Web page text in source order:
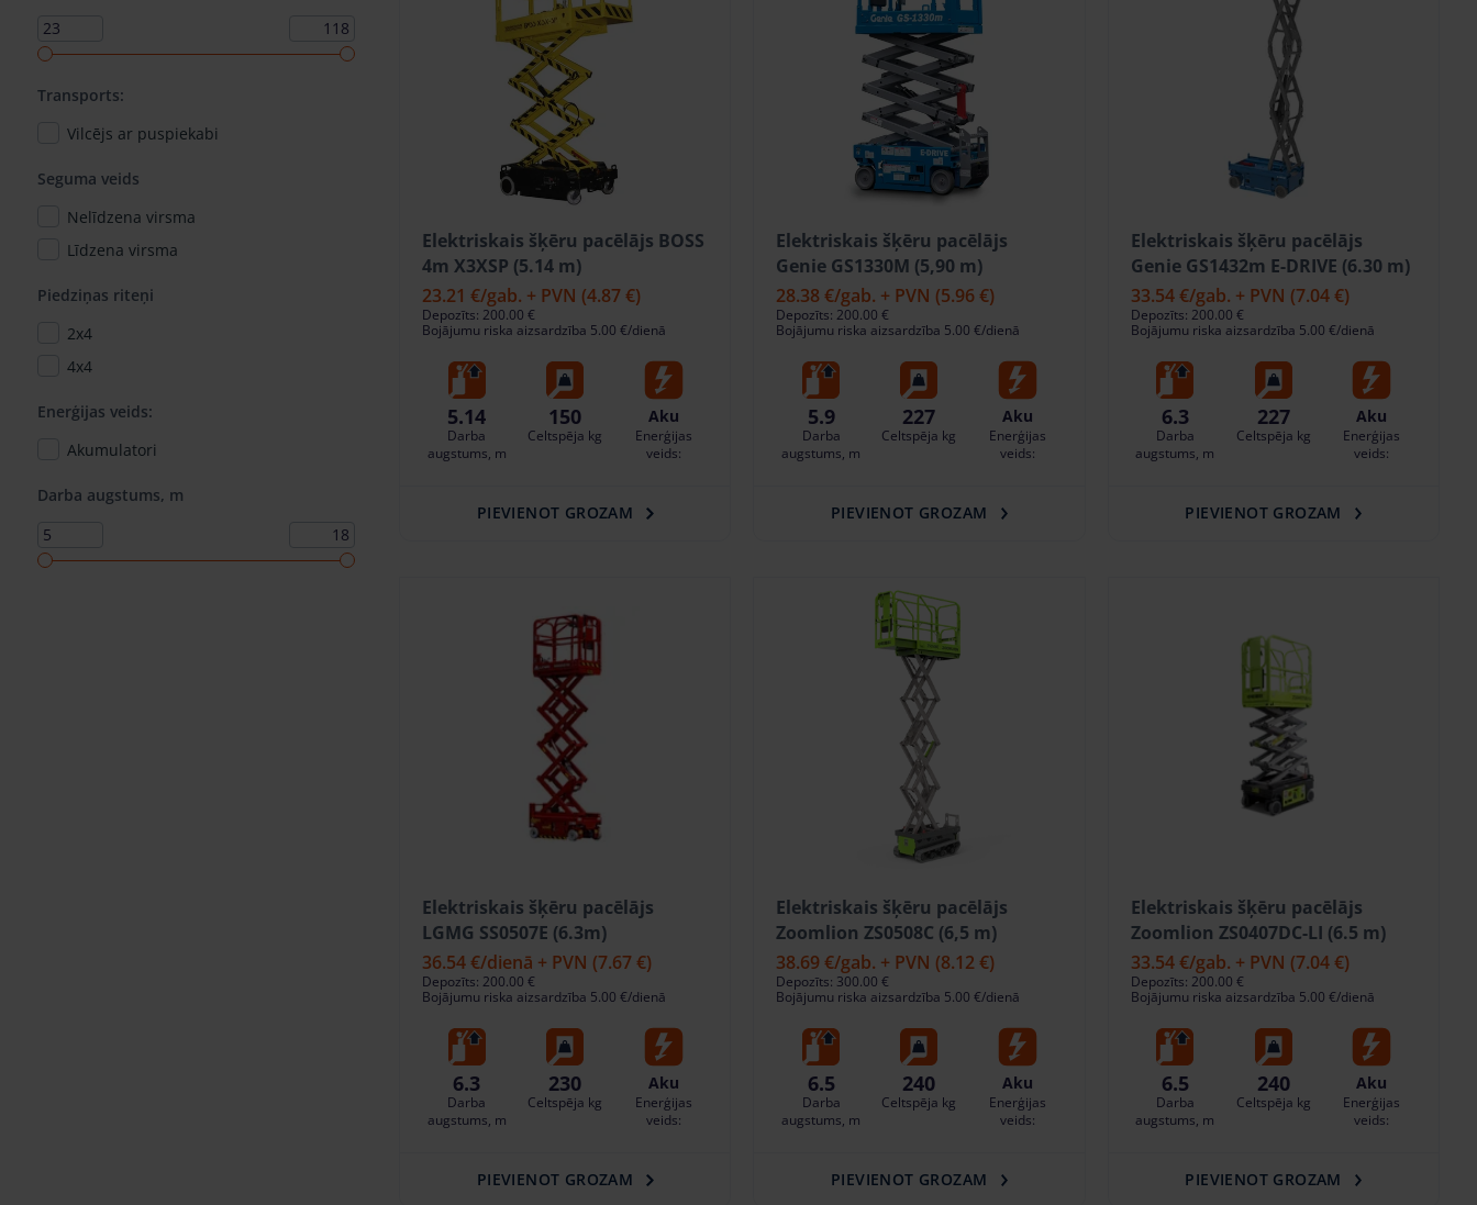
Transports:
Vilcējs ar puspiekabi
Seguma veids
Nelīdzena virsma
Līdzena virsma
Piedziņas riteņi
2x4
4x4
Enerģijas veids:
Akumulatori
Darba augstums, m
Elektriskais šķēru pacēlājs BOSS
4m X3XSP (5.14 m)
23.21 €/gab. + PVN (4.87 €)
Depozīts: 200.00 €
Bojājumu riska aizsardzība 5.00 €/dienā
5.14
Darba
augstums, m
150
Celtspēja kg
Aku
Enerģijas
veids:
PIEVIENOT GROZAM
Elektriskais šķēru pacēlājs
Genie GS1330M (5,90 m)
28.38 €/gab. + PVN (5.96 €)
Depozīts: 200.00 €
Bojājumu riska aizsardzība 5.00 €/dienā
5.9
Darba
augstums, m
227
Celtspēja kg
Aku
Enerģijas
veids:
PIEVIENOT GROZAM
Elektriskais šķēru pacēlājs
Genie GS1432m E-DRIVE (6.30 m)
33.54 €/gab. + PVN (7.04 €)
Depozīts: 200.00 €
Bojājumu riska aizsardzība 5.00 €/dienā
6.3
Darba
augstums, m
227
Celtspēja kg
Aku
Enerģijas
veids:
PIEVIENOT GROZAM
Elektriskais šķēru pacēlājs
LGMG SS0507E (6.3m)
36.54 €/dienā + PVN (7.67 €)
Depozīts: 200.00 €
Bojājumu riska aizsardzība 5.00 €/dienā
6.3
Darba
augstums, m
230
Celtspēja kg
Aku
Enerģijas
veids:
PIEVIENOT GROZAM
Elektriskais šķēru pacēlājs
Zoomlion ZS0508C (6,5 m)
38.69 €/gab. + PVN (8.12 €)
Depozīts: 300.00 €
Bojājumu riska aizsardzība 5.00 €/dienā
6.5
Darba
augstums, m
240
Celtspēja kg
Aku
Enerģijas
veids:
PIEVIENOT GROZAM
Elektriskais šķēru pacēlājs
Zoomlion ZS0407DC-LI (6.5 m)
33.54 €/gab. + PVN (7.04 €)
Depozīts: 200.00 €
Bojājumu riska aizsardzība 5.00 €/dienā
6.5
Darba
augstums, m
240
Celtspēja kg
Aku
Enerģijas
veids:
PIEVIENOT GROZAM